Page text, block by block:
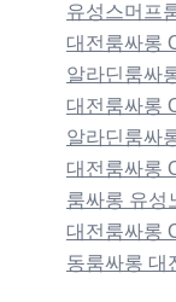
유성스머프
대전룸싸롱
알라딘룸싸
대전룸싸롱
알라딘룸싸
대전룸싸롱
룸싸롱 유성
대전룸싸롱
동룸싸롱 대